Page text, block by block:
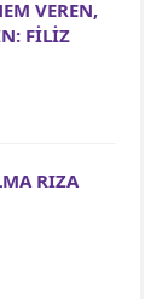
VEREN,
FİLİZ
RIZA